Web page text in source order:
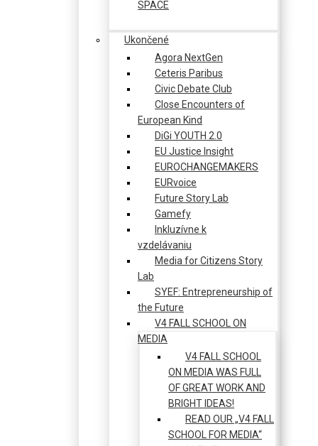
SPACE
Ukončené
Agora NextGen
Ceteris Paribus
Civic Debate Club
Close Encounters of
European Kind
DiGi YOUTH 2.0
EU Justice Insight
EUROCHANGEMAKERS
EURvoice
Future Story Lab
Gamefy
Inkluzívne k
vzdelávaniu
Media for Citizens Story
Lab
SYEF: Entrepreneurship of
the Future
V4 FALL SCHOOL ON
MEDIA
V4 FALL SCHOOL
ON MEDIA WAS FULL
OF GREAT WORK AND
BRIGHT IDEAS!
READ OUR „V4 FALL
SCHOOL FOR MEDIA“